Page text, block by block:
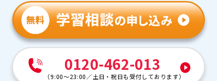
0120-462-013
（9:00～23:00／土日・祝日も受付しております）